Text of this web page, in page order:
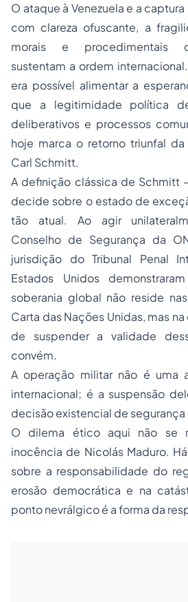
O ataque à Venezuela e a
com clareza ofuscante, a
morais e procedimentais
sustentam a ordem
era possível alimentar a
que a legitimidade política
deliberativos e processos
hoje marca o retorno triunfal
Carl Schmitt.
A definição clássica de Schmitt
decide sobre o estado de
tão atual. Ao agir
Conselho de Segurança da
jurisdição do Tribunal Penal
Estados Unidos
soberania global não reside
Carta das Nações Unidas, mas
de suspender a validade
convém.
A operação militar não é uma
internacional; é a suspensão
decisão existencial de segurança
O dilema ético aqui não se
inocência de Nicolás Maduro.
sobre a responsabilidade do
erosão democrática e na
ponto nevrálgico é a forma da